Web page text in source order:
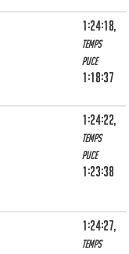
1:24:18,
Temps
puce
1:18:37
1:24:22,
Temps
puce
1:23:38
1:24:27,
Temps